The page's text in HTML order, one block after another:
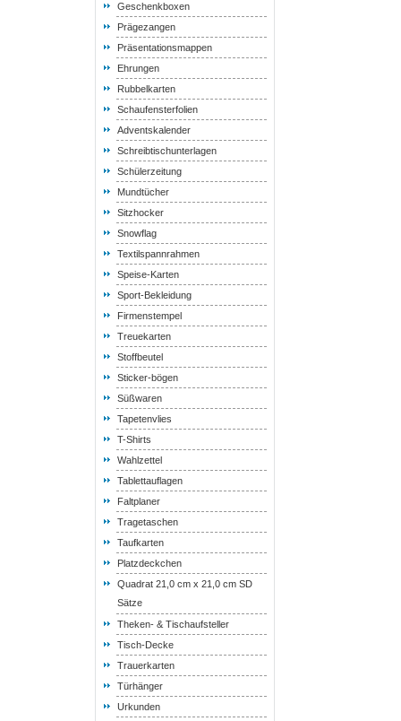
Geschenkboxen
Prägezangen
Präsentationsmappen
Ehrungen
Rubbelkarten
Schaufensterfolien
Adventskalender
Schreibtischunterlagen
Schülerzeitung
Mundtücher
Sitzhocker
Snowflag
Textilspannrahmen
Speise-Karten
Sport-Bekleidung
Firmenstempel
Treuekarten
Stoffbeutel
Sticker-bögen
Süßwaren
Tapetenvlies
T-Shirts
Wahlzettel
Tablettauflagen
Faltplaner
Tragetaschen
Taufkarten
Platzdeckchen
Quadrat 21,0 cm x 21,0 cm SD
Sätze
Theken- & Tischaufsteller
Tisch-Decke
Trauerkarten
Türhänger
Urkunden